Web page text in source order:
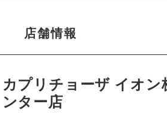
店舗情報
カプリチョーザ イオ
ンター店